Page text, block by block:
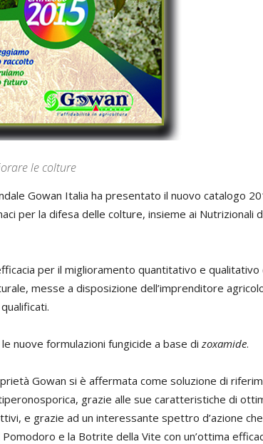
le colture
Gowan Italia ha presentato il nuovo catalogo
per la difesa delle colture, insieme ai Nutrizionali
per il miglioramento quantitativo e qualitativo
messe a disposizione dell’imprenditore
nuove formulazioni fungicide a base dizoxamide.
Gowan si è affermata come soluzione di
grazie alle sue caratteristiche di
e grazie ad un interessante spettro d’azione
e la Botrite della Vite con un’ottima